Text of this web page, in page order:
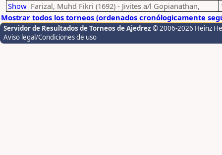
Show Farizal, Muhd Fikri (1692) - Jivites a/l Gopianathan,
Mostrar todos los torneos (ordenados cronólogicamente
Servidor de Resultados de Torneos de Ajedrez © 2006-2026 Heinz
Aviso legal/Condiciones de uso